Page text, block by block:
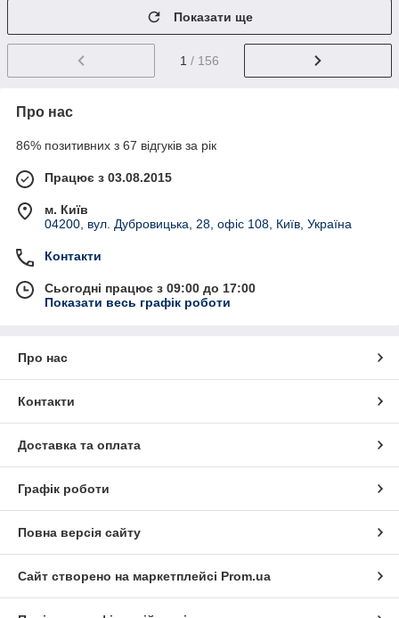
Показати ще
1 / 156
Про нас
86% позитивних з 67 відгуків за рік
Працює з 03.08.2015
м. Київ
04200, вул. Дубровицька, 28, офіс 108, Київ, Україна
Контакти
Сьогодні працює з 09:00 до 17:00
Показати весь графік роботи
Про нас
Контакти
Доставка та оплата
Графік роботи
Повна версія сайту
Сайт створено на маркетплейсі Prom.ua